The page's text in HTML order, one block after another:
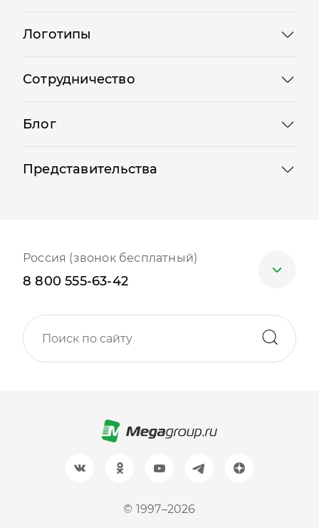
© 1997–2026
Логотипы
Сотрудничество
Блог
Представительства
Россия (звонок бесплатный)
8 800 555-63-42
+7 (961) 999-93-93
+7 (383) 207-80-51